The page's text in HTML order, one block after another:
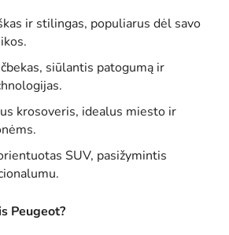
ir stilingas, populiarus dėl savo
siūlantis patogumą ir
krosoveris, idealus miesto ir
SUV, pasižymintis
Peugeot?